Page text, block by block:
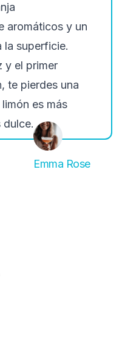
aromáticos y un
la superficie.
y el primer
te pierdes una
es más
dulce.
Emma Rose